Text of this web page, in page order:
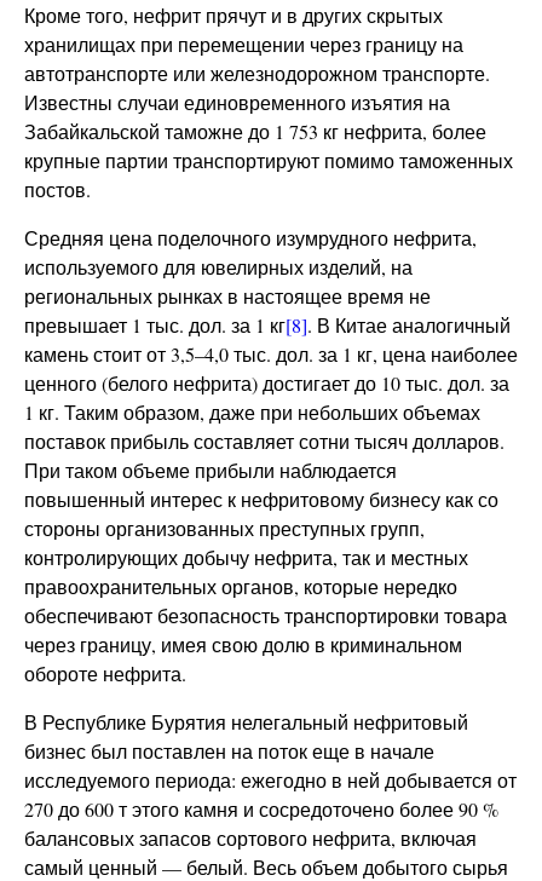
Кроме того, нефрит прячут и в других скрытых
хранилищах при перемещении через границу на
автотранспорте или железнодорожном транспорте.
Известны случаи единовременного изъятия на
Забайкальской таможне до 1 753 кг нефрита, более
крупные партии транспортируют помимо таможенных
постов.
Средняя цена поделочного изумрудного нефрита,
используемого для ювелирных изделий, на
региональных рынках в настоящее время не
превышает 1 тыс. дол. за 1 кг[8]. В Китае аналогичный
камень стоит от 3,5–4,0 тыс. дол. за 1 кг, цена наиболее
ценного (белого нефрита) достигает до 10 тыс. дол. за
1 кг. Таким образом, даже при небольших объемах
поставок прибыль составляет сотни тысяч долларов.
При таком объеме прибыли наблюдается
повышенный интерес к нефритовому бизнесу как со
стороны организованных преступных групп,
контролирующих добычу нефрита, так и местных
правоохранительных органов, которые нередко
обеспечивают безопасность транспортировки товара
через границу, имея свою долю в криминальном
обороте нефрита.
В Республике Бурятия нелегальный нефритовый
бизнес был поставлен на поток еще в начале
исследуемого периода: ежегодно в ней добывается от
270 до 600 т этого камня и сосредоточено более 90 %
балансовых запасов сортового нефрита, включая
самый ценный — белый. Весь объем добытого сырья